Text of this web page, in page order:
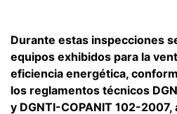
Durante estas inspecciones
equipos exhibidos para la
eficiencia energética,
los reglamentos técnicos
y DGNTI-COPANIT 102-